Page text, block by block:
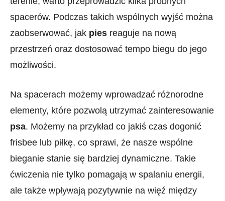
spacerów. Podczas takich wspólnych​ wyjść można
zaobserwować, ⁣jak pies reaguje na nową
przestrzeń ⁤oraz dostosować ‌tempo biegu do jego
możliwości.
Na spacerach możemy‍ wprowadzać ‌różnorodne
elementy, które pozwolą utrzymać zainteresowanie
psa. Możemy na przykład co jakiś ⁣czas⁢ dogonić
frisbee lub piłkę, co sprawi, że​ nasze ⁤wspólne
bieganie stanie się bardziej dynamiczne. Takie
ćwiczenia nie⁢ tylko pomagają ⁢w spalaniu energii,
ale także ⁤wpływają pozytywnie na więź między